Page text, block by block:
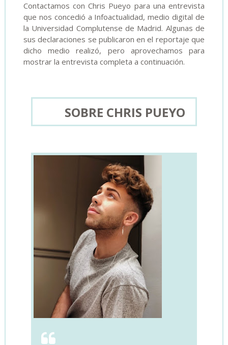
Contactamos con Chris Pueyo para una entrevista
que nos concedió a Infoactualidad, medio digital de
la Universidad Complutense de Madrid. Algunas de
sus declaraciones se publicaron en el reportaje que
dicho medio realizó, pero aprovechamos para
mostrar la entrevista completa a continuación.
SOBRE CHRIS PUEYO